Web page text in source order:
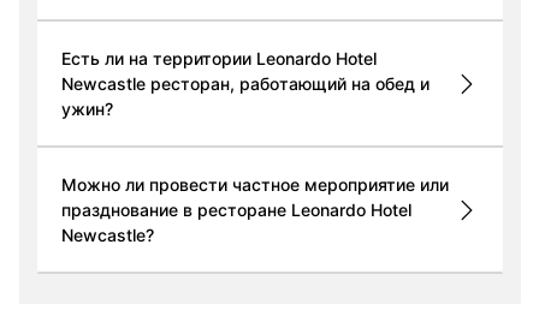
Есть ли на территории Leonardo Hotel
Newcastle ресторан, работающий на обед и
ужин?
Можно ли провести частное мероприятие или
празднование в ресторане Leonardo Hotel
Newcastle?